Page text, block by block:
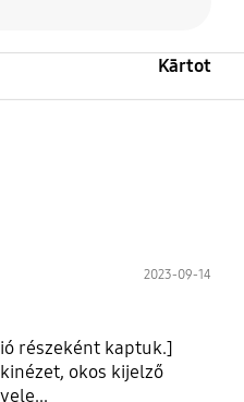
Kārtot
2023-09-14
részeként kaptuk.]
okos kijelző